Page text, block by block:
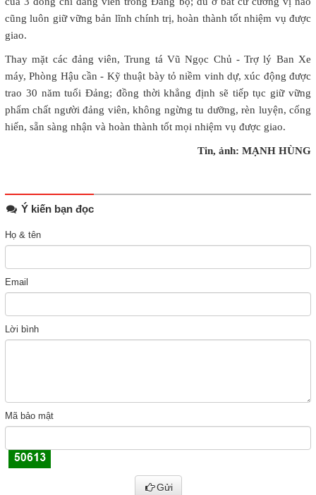
cũng luôn giữ vững bản lĩnh chính trị, hoàn thành tốt nhiệm vụ được
giao.
Thay mặt các đảng viên, Trung tá Vũ Ngọc Chủ - Trợ lý Ban Xe
máy, Phòng Hậu cần - Kỹ thuật bày tỏ niềm vinh dự, xúc động được
trao 30 năm tuổi Đảng; đồng thời khẳng định sẽ tiếp tục giữ vững
phẩm chất người đảng viên, không ngừng tu dưỡng, rèn luyện, cống
hiến, sẵn sàng nhận và hoàn thành tốt mọi nhiệm vụ được giao.
Tin, ảnh: MẠNH HÙNG
Ý kiến bạn đọc
Họ & tên
Email
Lời bình
Mã bảo mật
Gửi